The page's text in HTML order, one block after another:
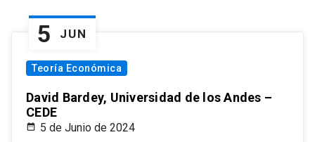
5 JUN
Teoría Económica
David Bardey, Universidad de los Andes –
CEDE
5 de Junio de 2024